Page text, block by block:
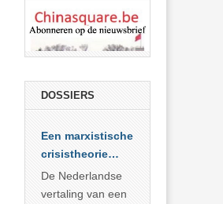
DOSSIERS
Een marxistische
crisistheorie
voor vandaag
De Nederlandse
vertaling van een